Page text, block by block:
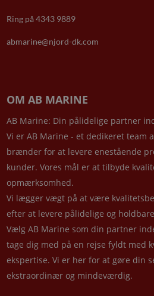
Ring på 4343 9889
abmarine@njord-dk.com
OM AB MARINE
AB Marine: Din pålidelige partner
Vi er AB Marine - et dedikeret team
brænder for at levere enestående
kunder. Vores mål er at tilbyde
opmærksomhed.
Vi lægger vægt på at være
efter at levere pålidelige og
Vælg AB Marine som din partner
tage dig med på en rejse fyldt med
ekspertise. Vi er her for at gøre din
ekstraordinær og mindeværdig.